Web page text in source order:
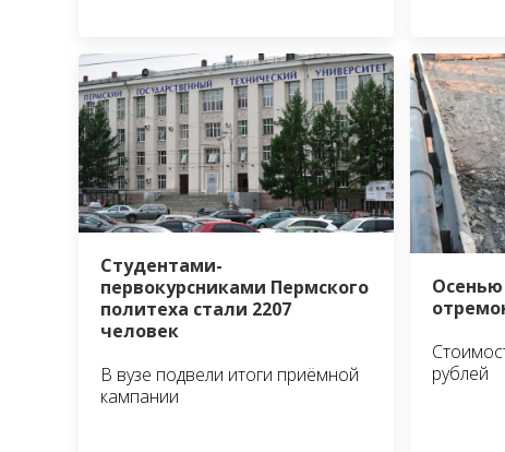
Студентами-
первокурсниками Пермского
политеха стали 2207
человек
В вузе подвели итоги приёмной
кампании
рублей